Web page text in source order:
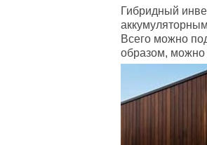
Гибридный
Всего можно
образом, можно